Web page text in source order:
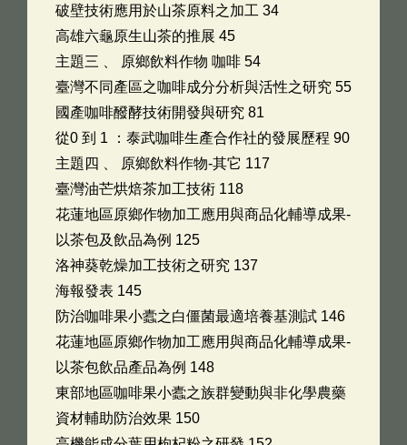
破壁技術應用於山茶原料之加工 34
高雄六龜原生山茶的推展 45
主題三 、 原鄉飲料作物 咖啡 54
臺灣不同產區之咖啡成分分析與活性之研究 55
國產咖啡醱酵技術開發與研究 81
從0 到 1 ：泰武咖啡生產合作社的發展歷程 90
主題四 、 原鄉飲料作物-其它 117
臺灣油芒烘焙茶加工技術 118
花蓮地區原鄉作物加工應用與商品化輔導成果-
以茶包及飲品為例 125
洛神葵乾燥加工技術之研究 137
海報發表 145
防治咖啡果小蠹之白僵菌最適培養基測試 146
花蓮地區原鄉作物加工應用與商品化輔導成果-
以茶包飲品產品為例 148
東部地區咖啡果小蠹之族群變動與非化學農藥
資材輔助防治效果 150